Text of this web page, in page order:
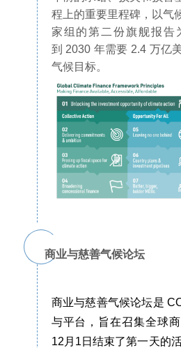
程上的重要里程碑，以气
家组的第二份旗舰报告
到 2030 年需要 2.4 万亿
气候目标。
商业与慈善气候论坛
商业与慈善气候论坛是
与平台，旨在召集全球
12月1日结束了第一天的